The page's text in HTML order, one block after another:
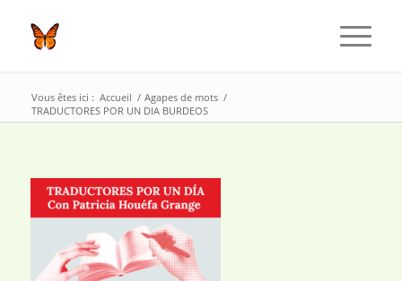
Vous êtes ici : Accueil / Agapes de mots /
TRADUCTORES POR UN DIA BURDEOS